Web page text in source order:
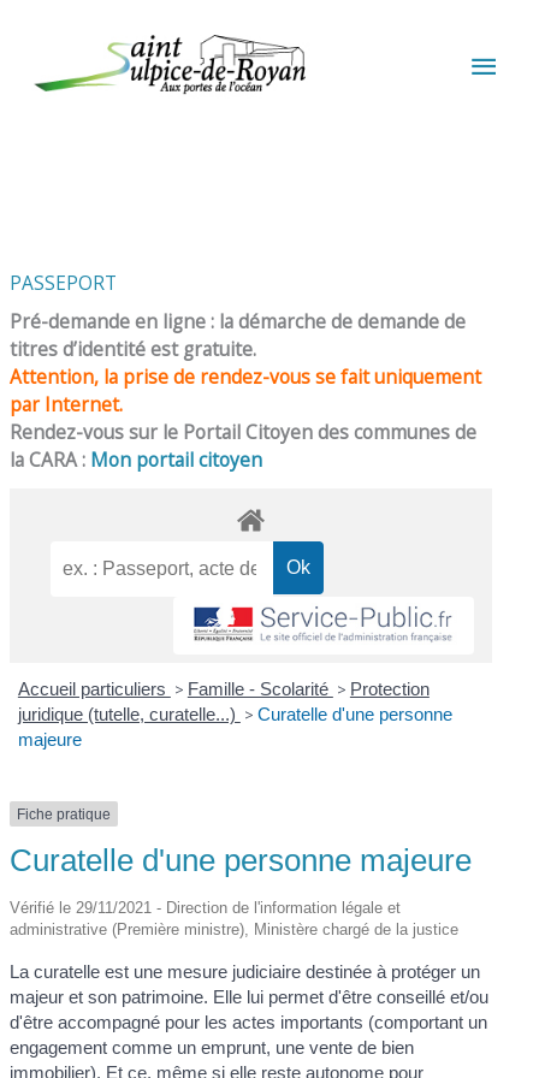
PASSEPORT
Pré-demande en ligne : la démarche de demande de
titres d’identité est gratuite.
Attention, la prise de rendez-vous se fait uniquement
par Internet.
Rendez-vous sur le Portail Citoyen des communes de
la CARA : Mon portail citoyen
Accueil particuliers > Famille - Scolarité > Protection
juridique (tutelle, curatelle...) > Curatelle d'une personne
majeure
Fiche pratique
Curatelle d'une personne majeure
Vérifié le 29/11/2021 - Direction de l'information légale et
administrative (Première ministre), Ministère chargé de la justice
La curatelle est une mesure judiciaire destinée à protéger un
majeur et son patrimoine. Elle lui permet d'être conseillé et/ou
d'être accompagné pour les actes importants (comportant un
engagement comme un emprunt, une vente de bien
immobilier). Et ce, même si elle reste autonome pour